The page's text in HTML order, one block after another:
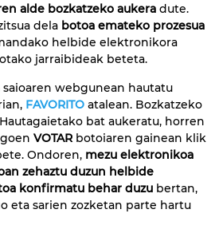
alde bozkatzeko aukera dute.
dela botoa emateko prozesua
helbide elektronikora
jarraibideak beteta.
webgunean hautatu
FAVORITO atalean. Bozkatzeko
bat aukeratu, horren
VOTARbotoiaren gainean klik
Ondoren, mezu elektronikoa
zehaztu duzun helbide
konfirmatu behar duzu bertan,
eta sarien zozketan parte hartu